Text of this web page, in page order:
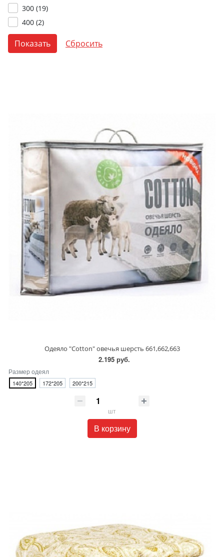
300 (19)
400 (2)
Одеяло "Cotton" овечья шерсть 661,662,663
2.195 руб.
Размер одеял
140*205 172*205 200*215
шт
В корзину